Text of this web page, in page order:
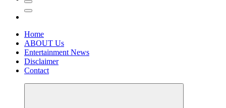
Home
ABOUT Us
Entertainment News
Disclaimer
Contact